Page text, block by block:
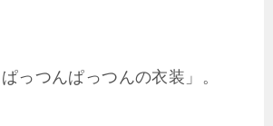
っつんぱっつんの衣装」。